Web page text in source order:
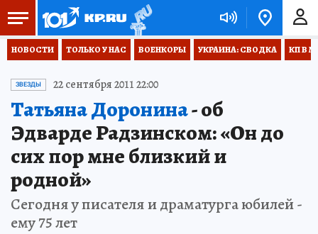
НОВОСТИ ТОЛЬКО У НАС ВОЕНКОРЫ УКРАИНА: СВОДКА КП В
ЗВЕЗДЫ 22 сентября 2011 22:00
Татьяна Доронина- об
Эдварде Радзинском: «Он до
сих пор мне близкий и
родной»
Сегодня у писателя и драматурга юбилей -
ему 75 лет